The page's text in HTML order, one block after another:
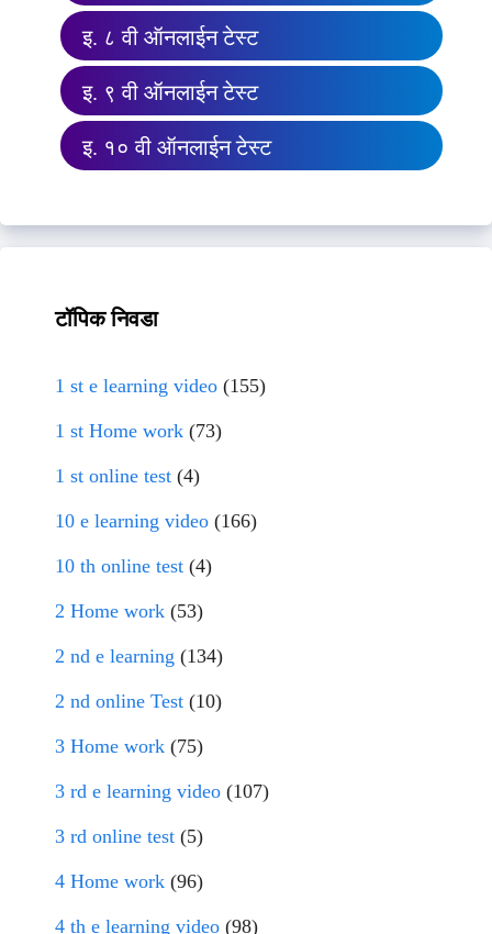
इ. ८ वी ऑनलाईन टेस्ट
इ. ९ वी ऑनलाईन टेस्ट
इ. १० वी ऑनलाईन टेस्ट
टॉपिक निवडा
1 st e learning video (155)
1 st Home work (73)
1 st online test (4)
10 e learning video (166)
10 th online test (4)
2 Home work (53)
2 nd e learning (134)
2 nd online Test (10)
3 Home work (75)
3 rd e learning video (107)
3 rd online test (5)
4 Home work (96)
4 th e learning video (98)